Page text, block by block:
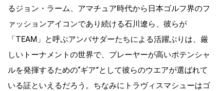
るジョン・ラーム、アマチュア時代から日本ゴルフ界のフ
ァッションアイコンであり続ける石川遼ら、彼らが
「TEAM」と呼ぶアンバサダーたちによる活躍ぶりは、厳
しいトーナメントの世界で、プレーヤーが高いポテンシャ
ルを発揮するための“ギア”として彼らのウエアが選ばれて
いる証といえるだろう。ちなみにトラヴィスマシューはゴ